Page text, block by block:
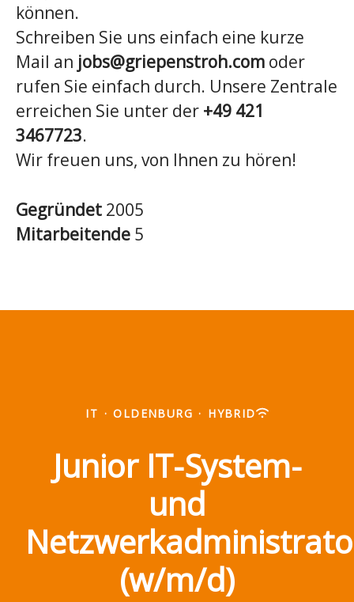
können.
Schreiben Sie uns einfach eine kurze
Mail an jobs@griepenstroh.com oder
rufen Sie einfach durch. Unsere Zentrale
erreichen Sie unter der +49 421
3467723.
Wir freuen uns, von Ihnen zu hören!
Gegründet 2005
Mitarbeitende 5
IT · OLDENBURG · HYBRID
Junior IT-System-
und
(w/m/d)